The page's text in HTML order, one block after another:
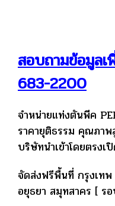
สอบถามข้อมูลเ
683-2200
จำหน่ายแท่งตันพีค
ราคายุติธรรม คุณภาพ
บริษัทนำเข้าโดยตรง
จัดส่งฟรีพื้นที่ กรุงเท
อยุธยา สมุทสาคร [ ร